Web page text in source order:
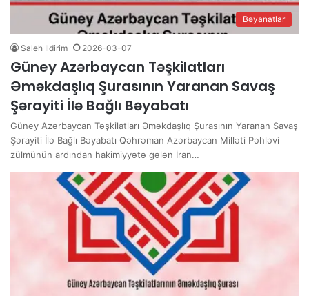
Bəyanatlar
Saleh Ildirim 2026-03-07
Güney Azərbaycan Təşkilatları
Əməkdaşlıq Şurasının Yaranan Savaş
Şərayiti İlə Bağlı Bəyabatı
Güney Azərbaycan Təşkilatları Əməkdaşlıq Şurasının Yaranan Savaş
Şərayiti İlə Bağlı Bəyabatı Qəhrəman Azərbaycan Milləti Pəhləvi
zülmünün ardından hakimiyyətə gələn İran…